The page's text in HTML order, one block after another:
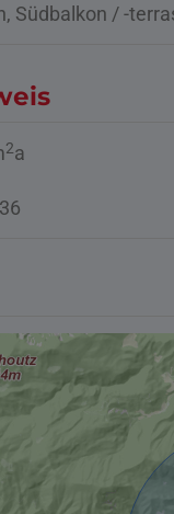
Südbalkon / -
2a